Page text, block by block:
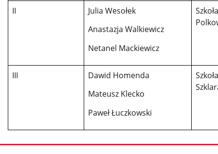
II
Julia Wesołek
Anastazja Walkiewicz
Netanel Mackiewicz
III
Dawid Homenda
Mateusz Klecko
Paweł Łuczkowski